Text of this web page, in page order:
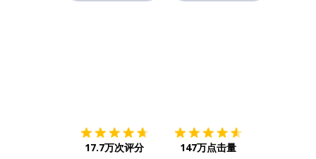
17.7万次评分 147万点击量